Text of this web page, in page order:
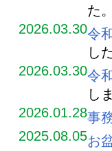
た
2026.03.30令
し
2026.03.30令
し
2026.01.28事
2025.08.05お